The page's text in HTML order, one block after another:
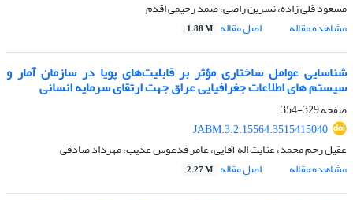
مسعود قلی زاده، نسرین راضی، صمد رحیمی اقدم
مشاهده مقاله
اصل مقاله 1.88 M
شناسایی عوامل ساختاری مؤثر بر قابلیت‌های پویا در سازمان آمار و
سیستم های اطلاعات جغرافیایی عراق جهت ارتقای سرمایه انسانی
صفحه329-354
JABM.3.2.15564.3515415040
عقیل رحم محمد، عنایت اله آقایی، عامر فدعوس عذیب، مهرداد صادقی
مشاهده مقاله
اصل مقاله 2.27 M